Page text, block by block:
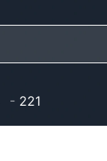
- 221